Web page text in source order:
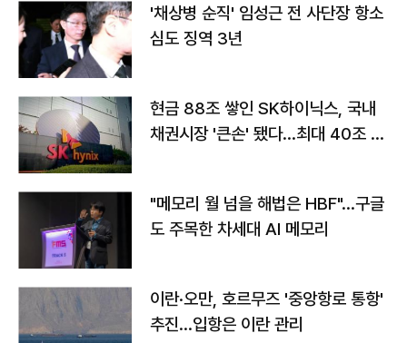
'채상병 순직' 임성근 전 사단장 항소
심도 징역 3년
현금 88조 쌓인 SK하이닉스, 국내
채권시장 '큰손' 됐다…최대 40조 투
"메모리 월 넘을 해법은 HBF"…구글
도 주목한 차세대 AI 메모리
이란·오만, 호르무즈 '중앙항로 통항'
추진…입항은 이란 관리